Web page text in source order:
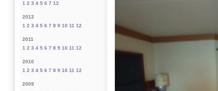
1 2 3 4 5 6 7 12
2012
1 2 3 4 5 6 7 8 9 10 11 12
2011
1 2 3 4 5 6 7 8 9 10 11 12
2010
1 2 3 4 5 6 7 8 9 10 11 12
2009